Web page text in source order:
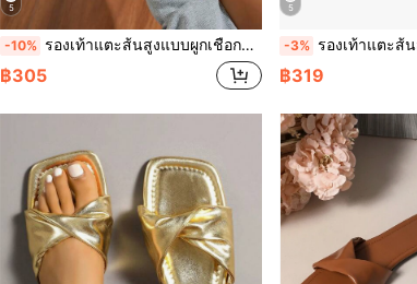
5
-10% รองเท้าแตะส้นสูงแบบผูกเชือกสีน้ำตาลสำหรับผู้หญิง, รองเท้าแตะลำลองแฟชั่นเรียบง่ายและสง่างาม
฿305
5
-3% รองเท้าแตะส้นสูงผูกเชือกสีขาวผู้หญิง,
฿319